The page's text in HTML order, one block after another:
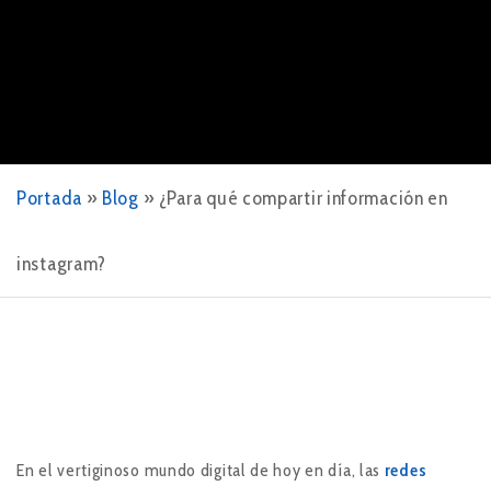
Portada » Blog » ¿Para qué compartir información en
instagram?
En el vertiginoso mundo digital de hoy en día, las redes